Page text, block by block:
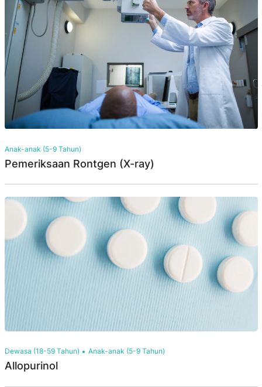
Anak-anak (5-9 Tahun)
Pemeriksaan Rontgen (X-ray)
Dewasa (18-59 Tahun) Anak-anak (5-9 Tahun)
Allopurinol